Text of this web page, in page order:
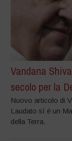
Vandana
secolo per la
Nuovo articolo di
Laudato sì è un
della Terra.